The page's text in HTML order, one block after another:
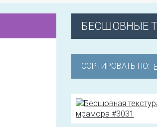
БЕСШОВНЫЕ
СОРТИРОВАТЬ ПО: